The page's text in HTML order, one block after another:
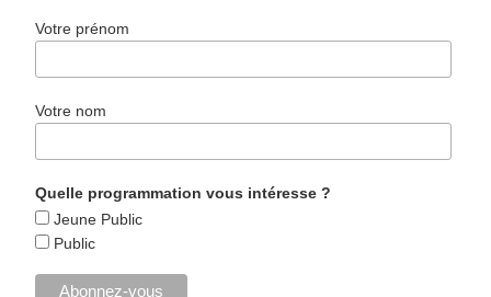
Votre prénom
Votre nom
Quelle programmation vous intéresse ?
Jeune Public
Public